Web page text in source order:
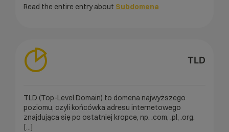
Read the entire entry about Subdomena
TLD
TLD (Top-Level Domain) to domena najwyższego
poziomu, czyli końcówka adresu internetowego
znajdująca się po ostatniej kropce, np. .com, .pl, .org.
[...]